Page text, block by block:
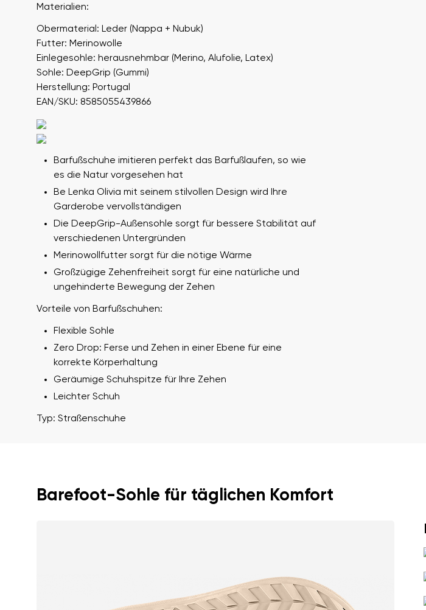
Materialien:
Obermaterial: Leder (Nappa + Nubuk)
Futter: Merinowolle
Einlegesohle: herausnehmbar (Merino, Alufolie, Latex)
Sohle: DeepGrip (Gummi)
Herstellung: Portugal
EAN/SKU: 8585055439866
Barfußschuhe imitieren perfekt das Barfußlaufen, so wie
es die Natur vorgesehen hat
Be Lenka Olivia mit seinem stilvollen Design wird Ihre
Garderobe vervollständigen
Die DeepGrip-Außensohle sorgt für bessere Stabilität auf
verschiedenen Untergründen
Merinowollfutter sorgt für die nötige Wärme
Großzügige Zehenfreiheit sorgt für eine natürliche und
ungehinderte Bewegung der Zehen
Vorteile von Barfußschuhen:
Flexible Sohle
Zero Drop: Ferse und Zehen in einer Ebene für eine
korrekte Körperhaltung
Geräumige Schuhspitze für Ihre Zehen
Leichter Schuh
Typ: Straßenschuhe
Barefoot-Sohle für täglichen Komfort
Variante
Veröffentlichung einverstanden.